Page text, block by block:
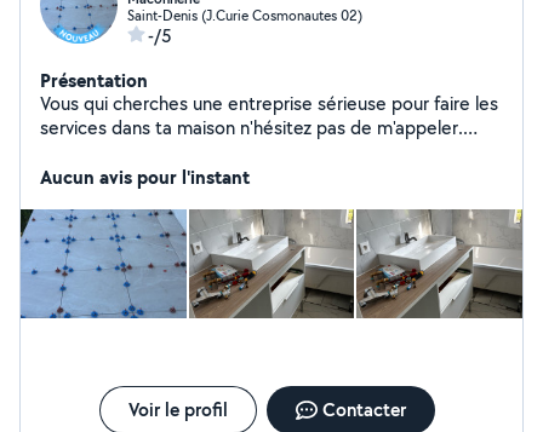
Saint-Denis (J.Curie Cosmonautes 02)
-/5
Présentation
Vous qui cherches une entreprise sérieuse pour faire les
services dans ta maison n'hésitez pas de m'appeler.
Aucun avis pour l'instant
Voir le profil Contacter